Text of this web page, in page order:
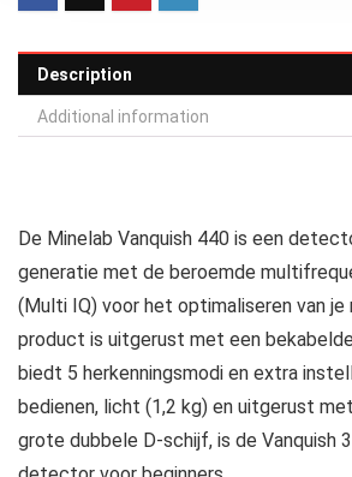
Description
Additional information
De Minelab Vanquish 440 is een
generatie met de beroemde
(Multi IQ) voor het optimaliseren van
product is uitgerust met een
biedt 5 herkenningsmodi en extra
bedienen, licht (1,2 kg) en uitgerust
grote dubbele D-schijf, is de Vanquish